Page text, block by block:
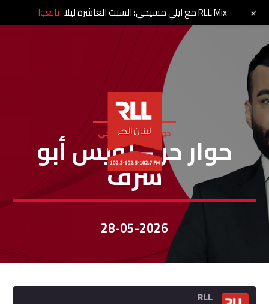
حوار حر - وليد فريجي
حوار حر – لويس أبو
شرف
28-05-2026
RLL
RLL Mix مع ايلي مسيحي: السبت العاشرة ليلا تابعوا +